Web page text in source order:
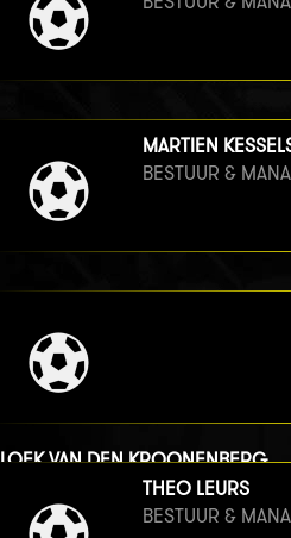
MARTIEN
BESTUUR &
LOEK VAN DEN KROONENBERG
BESTUUR & MANAGEMENT
THEO LEURS
BESTUUR &